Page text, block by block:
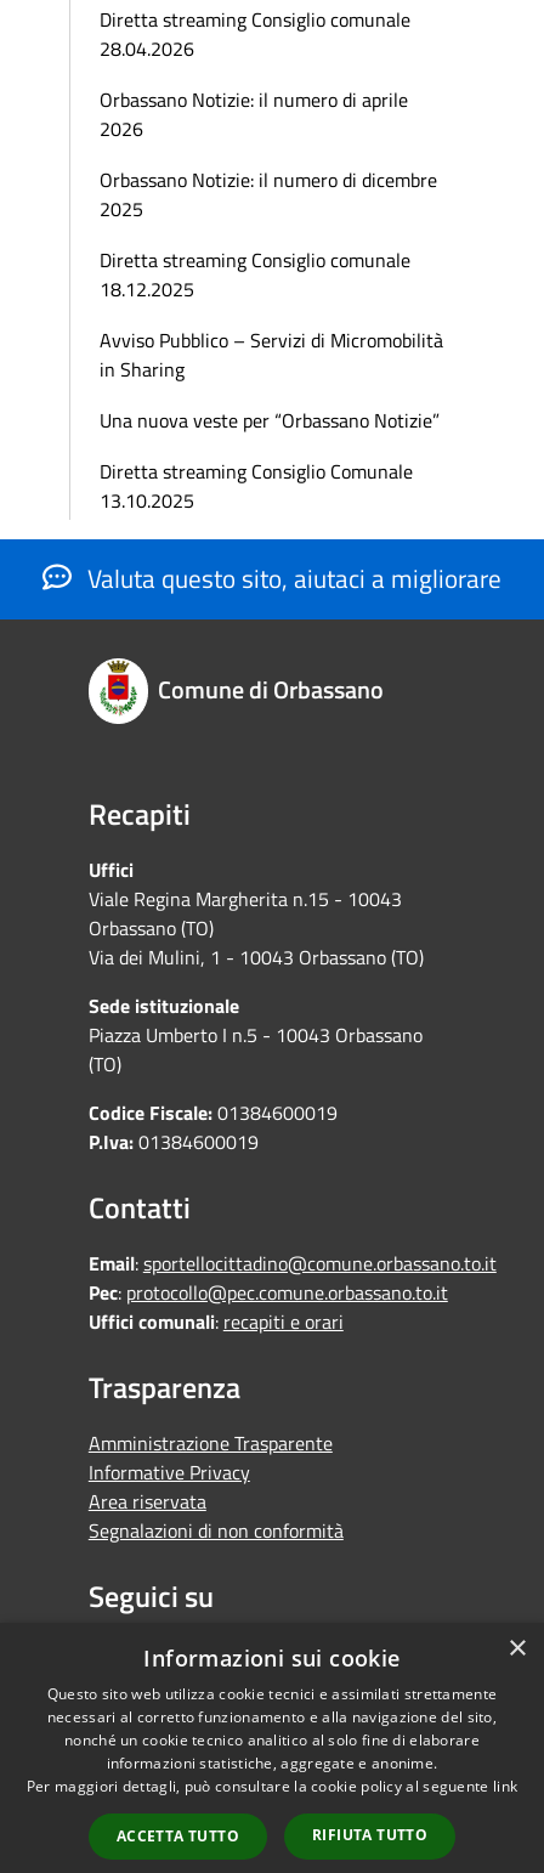
Diretta streaming Consiglio comunale
28.04.2026
Orbassano Notizie: il numero di aprile
2026
Orbassano Notizie: il numero di dicembre
2025
Diretta streaming Consiglio comunale
18.12.2025
Avviso Pubblico – Servizi di Micromobilità
in Sharing
Una nuova veste per “Orbassano Notizie”
Diretta streaming Consiglio Comunale
13.10.2025
Valuta questo sito, aiutaci a migliorare
Comune di Orbassano
Recapiti
Uffici
Viale Regina Margherita n.15 - 10043
Orbassano (TO)
Via dei Mulini, 1 - 10043 Orbassano (TO)
Sede istituzionale
Piazza Umberto I n.5 - 10043 Orbassano
(TO)
Codice Fiscale:01384600019
P.Iva:01384600019
Contatti
Email:sportellocittadino@comune.orbassano.to.it
Pec: protocollo@pec.comune.orbassano.to.it
Uffici comunali: recapiti e orari
Trasparenza
Amministrazione Trasparente
Informative Privacy
Area riservata
Segnalazioni di non conformità
Seguici su
FacebookYoutubeWhatsapp
RSS
Accessibilità
Privacy
Cookie
Copyright © 2026 •
Comune di Orbassano •
Powered by
Municipium•
×
Informazioni sui cookie
Questo sito web utilizza cookie tecnici e assimilati strettamente
necessari al corretto funzionamento e alla navigazione del sito,
nonché un cookie tecnico analitico al solo fine di elaborare
informazioni statistiche, aggregate e anonime.
Per maggiori dettagli, può consultare la cookie policy al seguente link
ACCETTA TUTTO RIFIUTA TUTTO